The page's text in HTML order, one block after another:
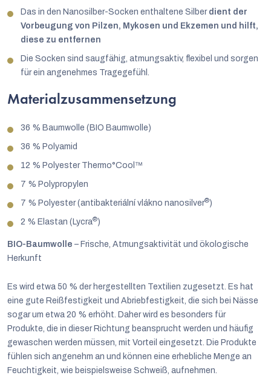
Das in den Nanosilber-Socken enthaltene Silber dient der
Vorbeugung von Pilzen, Mykosen und Ekzemen und hilft,
diese zu entfernen
Die Socken sind saugfähig, atmungsaktiv, flexibel und sorgen
für ein angenehmes Tragegefühl.
Materialzusammensetzung
36 % Baumwolle (BIO Baumwolle)
36 % Polyamid
12 % Polyester Thermo°Cool™
7 % Polypropylen
7 % Polyester (antibakteriální vlákno nanosilver®)
2 % Elastan (Lycra®)
BIO-Baumwolle – Frische, Atmungsaktivität und ökologische
Herkunft
Es wird etwa 50 % der hergestellten Textilien zugesetzt. Es hat
eine gute Reißfestigkeit und Abriebfestigkeit, die sich bei Nässe
sogar um etwa 20 % erhöht. Daher wird es besonders für
Produkte, die in dieser Richtung beansprucht werden und häufig
gewaschen werden müssen, mit Vorteil eingesetzt. Die Produkte
fühlen sich angenehm an und können eine erhebliche Menge an
Feuchtigkeit, wie beispielsweise Schweiß, aufnehmen.